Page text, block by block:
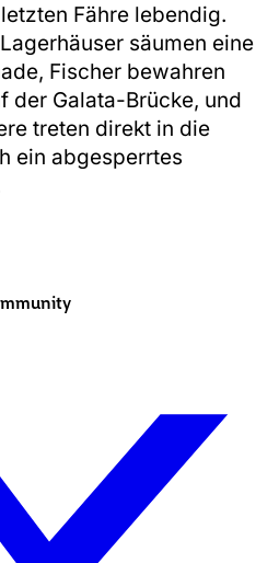
Fähre lebendig.
säumen eine
Fischer bewahren
der Galata-Brücke, und
treten direkt in die
ein abgesperrtes